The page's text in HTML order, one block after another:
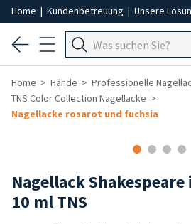
Home | Kundenbetreuung | Unsere
Home Hände
Professionelle
TNS Color Collection Nagellacke
Nagellacke rosarot und fuchsia
Nagellack
10 ml TNS